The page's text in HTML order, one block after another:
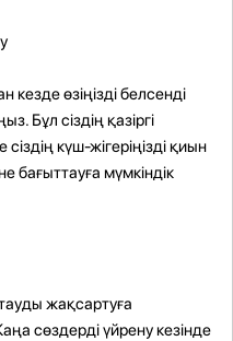
өзіңізді белсенді
Бұл сіздің қазіргі
күш-жігеріңізді қиын
бағыттауға мүмкіндік
жақсартуға
сөздерді үйрену кезінде